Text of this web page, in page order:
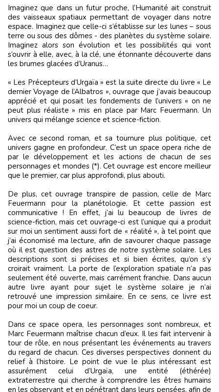
Imaginez que dans un futur proche, l’Humanité ait construit
des vaisseaux spatiaux permettant de voyager dans notre
espace. Imaginez que celle-ci s’établisse sur les lunes – sous
terre ou sous des dômes - des planètes du système solaire.
Imaginez alors son évolution et les possibilités qui vont
s’ouvrir à elle, avec, à la clé, une étonnante découverte dans
les brumes glacées d’Uranus…
« Les Précepteurs d’Urgaïa » est la suite directe du livre « Le
dernier Voyage de l’Albatros », ouvrage que j’avais beaucoup
apprécié et qui posait les fondements de l’univers « on ne
peut plus réaliste » mis en place par Marc Feuermann. Un
univers qui mélange science et science-fiction.
Avec ce second roman, et sa tournure plus politique, cet
univers gagne en profondeur. C’est un space opera riche de
par le développement et les actions de chacun de ses
personnages et mondes (*). Cet ouvrage est encore meilleur
que le premier, car plus approfondi, plus abouti.
De plus, cet ouvrage transpire de passion, celle de Marc
Feuermann pour la planétologie. Et cette passion est
communicative ! En effet, j’ai lu beaucoup de livres de
science-fiction, mais cet ouvrage-ci est l’unique qui a produit
sur moi un sentiment aussi fort de « réalité », à tel point que
j’ai économisé ma lecture, afin de savourer chaque passage
où il est question des astres de notre système solaire. Les
descriptions sont si précises et si bien écrites, qu’on s’y
croirait vraiment. La porte de l’exploration spatiale n’a pas
seulement été ouverte, mais carrément franchie. Dans aucun
autre livre ayant pour sujet le système solaire je n’ai
retrouvé une impression similaire. En ce sens, ce livre est
pour moi un coup de coeur.
Dans ce space opera, les personnages sont nombreux, et
Marc Feuermann maîtrise chacun d’eux. Il les fait intervenir à
tour de rôle, en nous présentant les événements au travers
du regard de chacun. Ces diverses perspectives donnent du
relief à l’histoire. Le point de vue le plus intéressant est
assurément celui d’Urgaïa, une entité (éthérée)
extraterrestre qui cherche à comprendre les êtres humains
en les observant et en pénétrant dans leurs pensées, afin de